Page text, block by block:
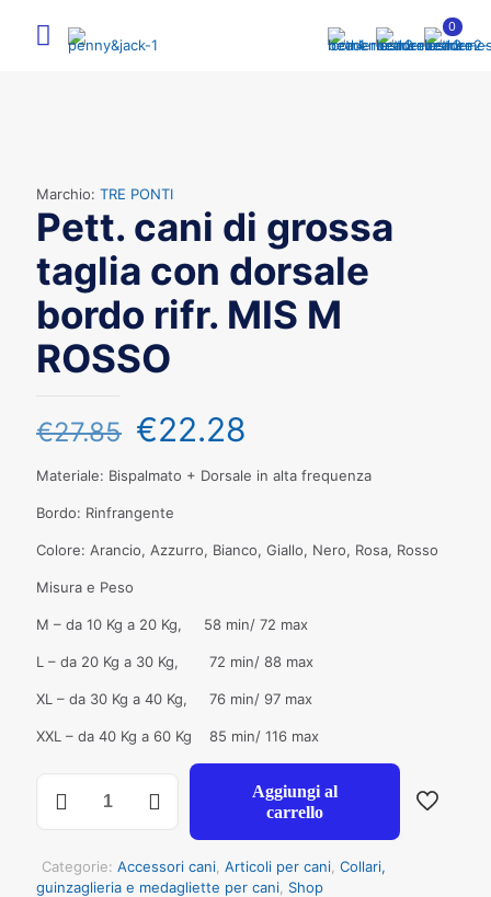
0
Marchio: TRE PONTI
Pett. cani di grossa
taglia con dorsale
bordo rifr. MIS M
ROSSO
€27.85 €22.28
Materiale: Bispalmato + Dorsale in alta frequenza
Bordo: Rinfrangente
Colore: Arancio, Azzurro, Bianco, Giallo, Nero, Rosa, Rosso
Misura e Peso
M – da 10 Kg a 20 Kg, 58 min/ 72 max
L – da 20 Kg a 30 Kg, 72 min/ 88 max
XL – da 30 Kg a 40 Kg, 76 min/ 97 max
XXL – da 40 Kg a 60 Kg 85 min/ 116 max
taglia
con
Aggiungi al
carrello
Categorie: Accessori cani Articoli per cani Collari,
guinzaglieria e medagliette per cani Shop